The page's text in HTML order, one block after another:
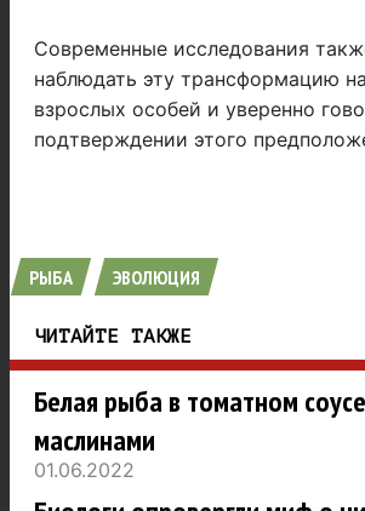
Современные исследования
наблюдать эту трансформацию
взрослых особей и уверенно
подтверждении этого
РЫБА ЭВОЛЮЦИЯ
ЧИТАЙТЕ ТАКЖЕ
Белая рыба в томатном
маслинами
01.06.2022